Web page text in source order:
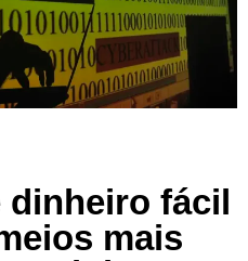
dinheiro fácil
mais